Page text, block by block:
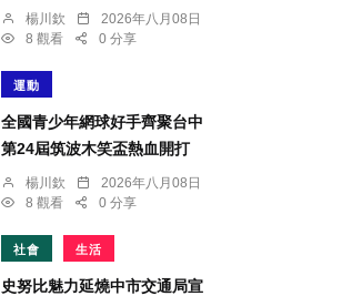
楊川欽
2026年八月08日
8 觀看
0 分享
運動
全國青少年網球好手齊聚台中
第24屆筑波木笑盃熱血開打
楊川欽
2026年八月08日
8 觀看
0 分享
社會 生活
史努比魅力延燒中市交通局宣